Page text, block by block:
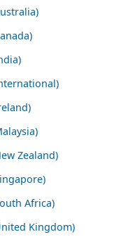
Zealand)
Africa)
Kingdom)